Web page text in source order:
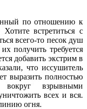
по отношению к
встретиться с
всего-то песок душ
получить требуется
добавить экстрим в
что иссушитель
выразить полностью
вокруг взрывными
всех и вся.
огня.